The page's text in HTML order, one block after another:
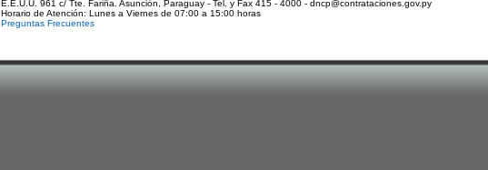
E.E.U.U. 961 c/ Tte. Fariña. Asunción, Paraguay - Tel. y Fax 415 - 4000 - dncp@contrataciones.gov.py
Horario de Atención: Lunes a Viernes de 07:00 a 15:00 horas
Preguntas Frecuentes